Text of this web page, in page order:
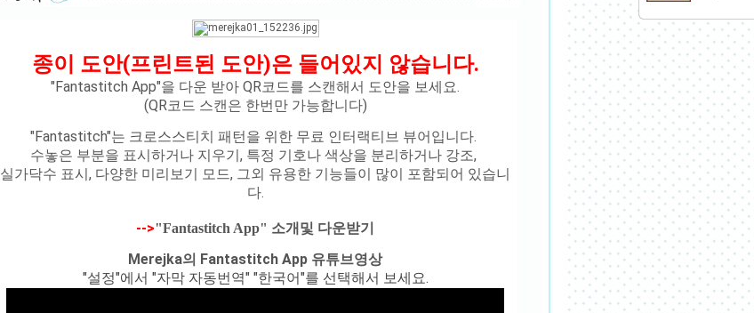
종이 도안(프린트된 도안)은 들어있지 않습니다.
"Fantastitch App"을 다운 받아 QR코드를 스캔해서 도안을 보세요.
(QR코드 스캔은 한번만 가능합니다)
"Fantastitch"는 크로스스티치 패턴을 위한 무료 인터랙티브 뷰어입니다.
수놓은 부분을 표시하거나 지우기, 특정 기호나 색상을 분리하거나 강조,
실가닥수 표시, 다양한 미리보기 모드, 그외 유용한 기능들이 많이 포함되어 있습니
다.
-->"Fantastitch App" 소개및 다운받기
Merejka의 Fantastitch App 유튜브영상
"설정"에서 "자막 자동번역" "한국어"를 선택해서 보세요.